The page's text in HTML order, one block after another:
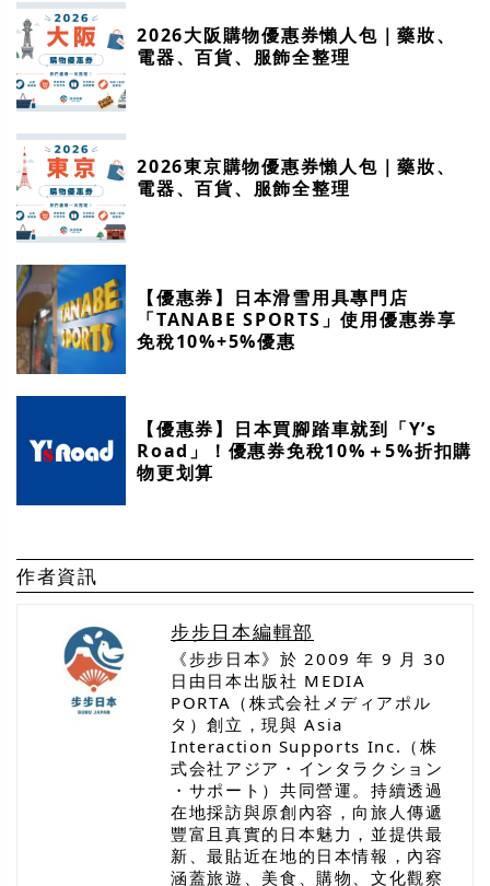
2026大阪購物優惠券懶人包｜藥妝、
電器、百貨、服飾全整理
2026東京購物優惠券懶人包｜藥妝、
電器、百貨、服飾全整理
【優惠券】日本滑雪用具專門店
「TANABE SPORTS」使用優惠券享
免稅10%+5%優惠
【優惠券】日本買腳踏車就到「Y’s
Road」！優惠券免稅10%＋5%折扣購
物更划算
作者資訊
步步日本編輯部
《步步日本》於 2009 年 9 月 30
日由日本出版社 MEDIA
PORTA（株式会社メディアポル
タ）創立，現與 Asia
Interaction Supports Inc.（株
式会社アジア・インタラクション
・サポート）共同營運。持續透過
在地採訪與原創內容，向旅人傳遞
豐富且真實的日本魅力，並提供最
新、最貼近在地的日本情報，內容
涵蓋旅遊、美食、購物、文化觀察